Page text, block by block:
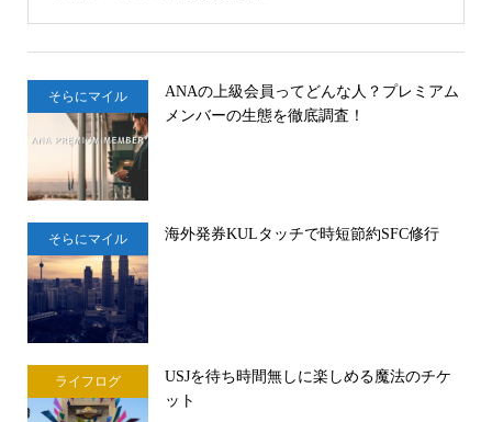
そらにマイル
ANAの上級会員ってどんな人？プレミアム
メンバーの生態を徹底調査！
そらにマイル 海外発券KULタッチで時短節約SFC修行
ライフログ
USJを待ち時間無しに楽しめる魔法のチケ
ット